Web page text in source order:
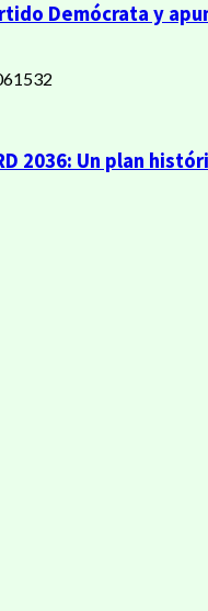
Demócrata y
2036: Un plan